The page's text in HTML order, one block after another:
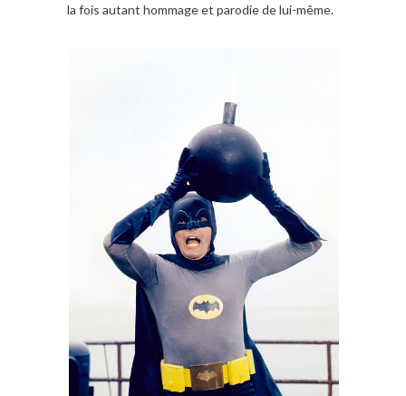
la fois autant hommage et parodie de lui-même.